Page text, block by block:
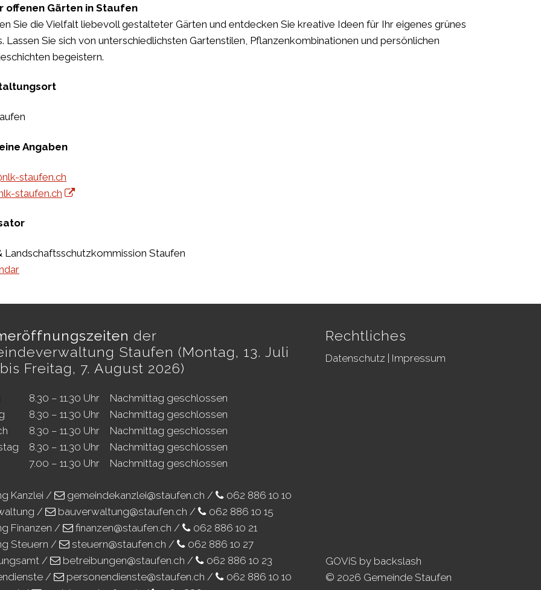
offenen Gärten in Staufen
Sie die Vielfalt liebevoll gestalteter Gärten und entdecken Sie kreative Ideen für Ihr eigenes grünes
Lassen Sie sich von unterschiedlichsten Gartenstilen, Pflanzenkombinationen und persönlichen
begeistern.
Angaben
staufen.ch
staufen.ch
Landschaftsschutzkommission Staufen
der
Staufen (Montag, 13. Juli
Freitag, 7. August 2026)
8.30 – 11.30 Uhr
Nachmittag geschlossen
8.30 – 11.30 Uhr
Nachmittag geschlossen
8.30 – 11.30 Uhr
Nachmittag geschlossen
8.30 – 11.30 Uhr
Nachmittag geschlossen
7.00 – 11.30 Uhr Nachmittag geschlossen
Kanzlei / gemeindekanzlei@staufen.ch /
062 886 10 10
/
bauverwaltung@staufen.ch /
062 886 10 15
Finanzen /
finanzen@staufen.ch /
062 886 10 21
Steuern /
steuern@staufen.ch /
062 886 10 27
/
betreibungen@staufen.ch /
062 886 10 23
/
personendienste@staufen.ch /
062 886 10 10
Rechtliches
Datenschutz Impressum
GOViS by backslash
© 2026 Gemeinde Staufen